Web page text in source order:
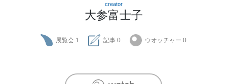
creator
大参富士子
展覧会 1 記事 0 ウオッチャー 0